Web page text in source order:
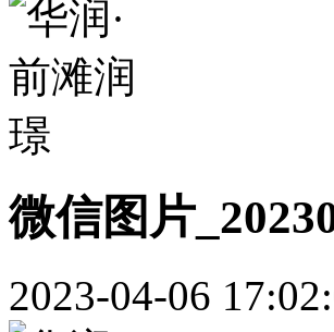
微信图片
2023-04-06